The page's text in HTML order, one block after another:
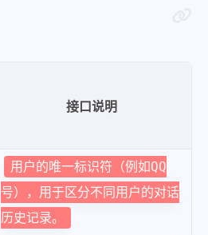
接口说明
用户的唯一标识符（例如QQ
号），用于区分不同用户的对话
历史记录。